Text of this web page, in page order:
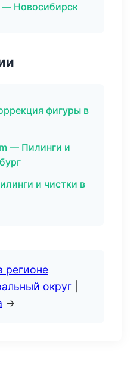
— Новосибирск
фигуры в
— Пилинги и
и чистки в
регионе
округ
→